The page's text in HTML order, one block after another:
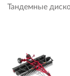
Тандемные